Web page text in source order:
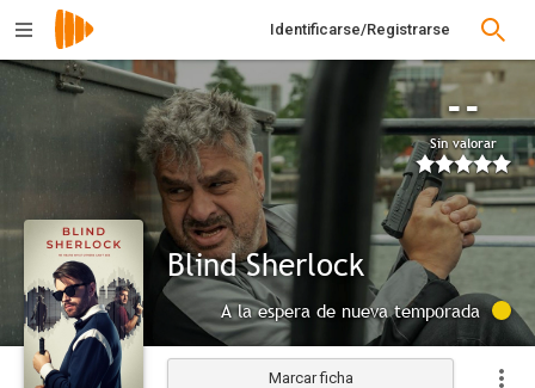
Identificarse/Registrarse
--
Sin valorar
Blind Sherlock
A la espera de nueva temporada
Marcar ficha